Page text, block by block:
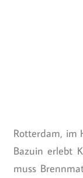
Rotterdam, im
Bazuin erlebt
muss